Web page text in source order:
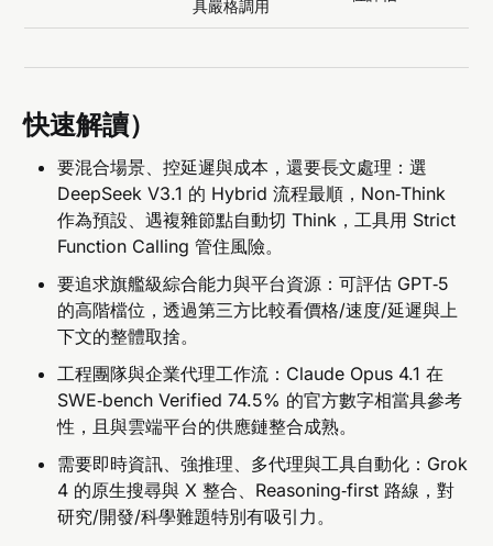
具嚴格調用
快速解讀）
要混合場景、控延遲與成本，還要長文處理：選
DeepSeek V3.1 的 Hybrid 流程最順，Non‑Think
作為預設、遇複雜節點自動切 Think，工具用 Strict
Function Calling 管住風險。
要追求旗艦級綜合能力與平台資源：可評估 GPT‑5
的高階檔位，透過第三方比較看價格/速度/延遲與上
下文的整體取捨。
工程團隊與企業代理工作流：Claude Opus 4.1 在
SWE‑bench Verified 74.5% 的官方數字相當具參考
性，且與雲端平台的供應鏈整合成熟。
需要即時資訊、強推理、多代理與工具自動化：Grok
4 的原生搜尋與 X 整合、Reasoning‑first 路線，對
研究/開發/科學難題特別有吸引力。